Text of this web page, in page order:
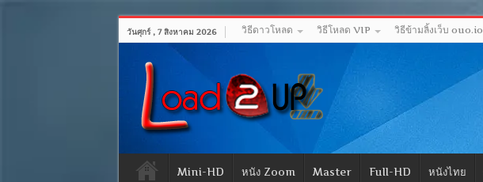
วันศุกร์ , 7 สิงหาคม 2026 วิธีดาวโหลด วิธีโหลด VIP วิธีข้ามลิ้งเว็บ ouo.io
Mini-HD หนัง Zoom Master Full-HD หนังไทย